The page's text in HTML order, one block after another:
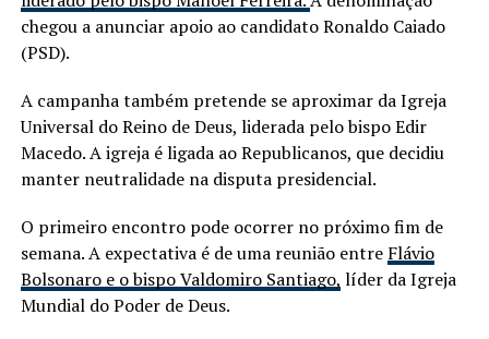
chegou a anunciar apoio ao candidato Ronaldo Caiado
(PSD).
A campanha também pretende se aproximar da Igreja
Universal do Reino de Deus, liderada pelo bispo Edir
Macedo. A igreja é ligada ao Republicanos, que decidiu
manter neutralidade na disputa presidencial.
O primeiro encontro pode ocorrer no próximo fim de
semana. A expectativa é de uma reunião entre Flávio
Bolsonaro e o bispo Valdomiro Santiago, líder da Igreja
Mundial do Poder de Deus.